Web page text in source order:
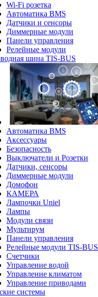
Wi-Fi розетка
Автоматика BMS
Датчики и сенсоры
Диммерные модули
Панели управления
Релейные модули
шина TIS-BUS
Автоматика BMS
Аксессуары
Безопасность
Выключатели и Розетки
Датчики, сенсоры
Диммерные модули
Домофон
КАМЕРА
Лампочки Uniel
Лампы
Модули связи
Мультирум
Панели управления
Релейные модули TIS-BUS
Счетчики
Управление водой
Управление климатом
Управление приводами
системы